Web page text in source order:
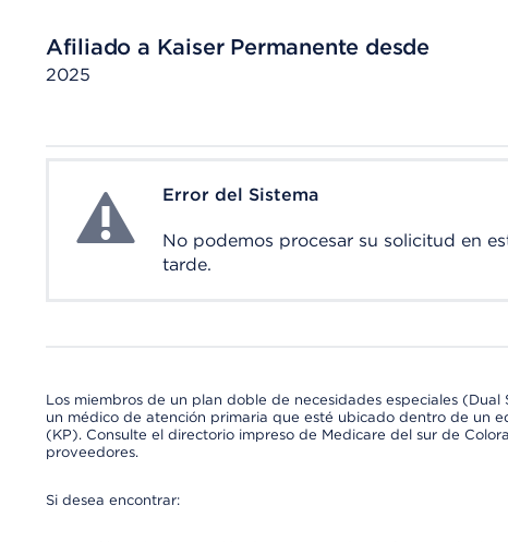
Afiliado a Kaiser Permanente desde
2025
System ErrorError del Sistema
No podemos procesar su solicitud en
tarde.
Los miembros de un plan doble de necesidades especiales
un médico de atención primaria que esté ubicado dentro de un
(KP). Consulte el directorio impreso de Medicare del sur de
proveedores.
Si desea encontrar: